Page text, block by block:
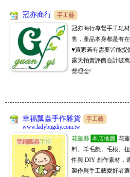
冠亦商行
手工藝
冠亦商行專營手工皂
售，產品本身都是有
♥買家若有需要皆能提
露天拍賣評價合計破
營理念!
幸福瓢蟲手作雜貨
手工藝
www.ladybugdiy.com.tw
花蓮縣 本店地圖 花
料、羊毛氈、毛根、
件與 DIY 創作素材，
製作與手工藝愛好者